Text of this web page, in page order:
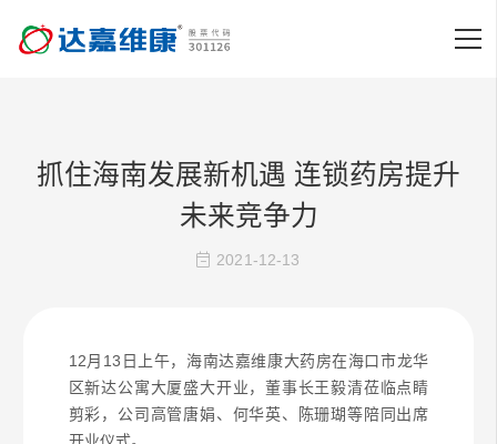
抓住海南发展新机遇 连锁药房提升
未来竞争力
2021-12-13
12月13日上午，海南达嘉维康大药房在海口市龙华
区新达公寓大厦盛大开业，董事长王毅清莅临点睛
剪彩，公司高管唐娟、何华英、陈珊瑚等陪同出席